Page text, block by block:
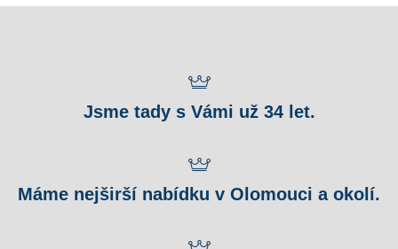
Jsme tady s Vámi už 34 let.
Máme nejširší nabídku v Olomouci a okolí.